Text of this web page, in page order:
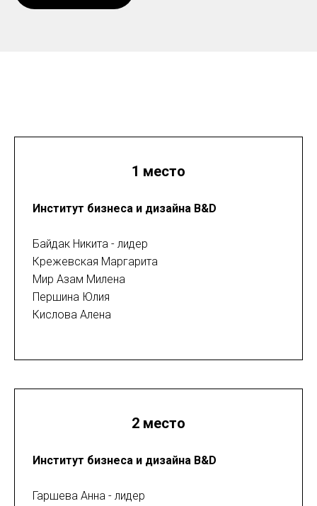
1 место
Институт бизнеса и дизайна B&D
Байдак Никита - лидер
Крежевская Маргарита
Мир Азам Милена
Першина Юлия
Кислова Алена
2 место
Институт бизнеса и дизайна B&D
Гаршева Анна - лидер